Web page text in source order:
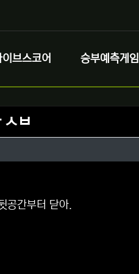
이브스코어 승부예측게임
ㅂ
공간부터 닫아.